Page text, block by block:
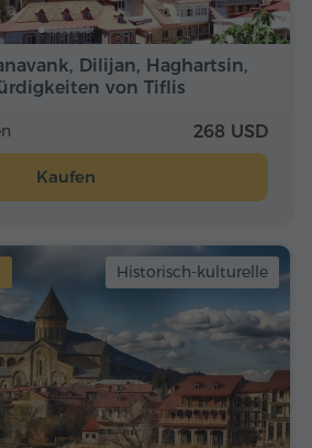
Dilijan, Haghartsin,
von Tiflis
268 USD
Kaufen
Historisch-kulturelle